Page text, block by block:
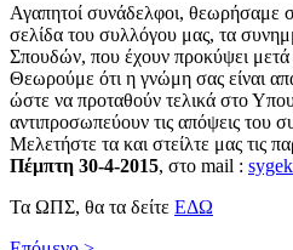
Αγαπητοί συνάδελφοι, θεωρήσαμε
σελίδα του συλλόγου μας, τα
Σπουδών, που έχουν προκύψει μετά
Θεωρούμε ότι η γνώμη σας είναι
ώστε να προταθούν τελικά στο
αντιπροσωπεύουν τις απόψεις του
Μελετήστε τα και στείλτε μας τις
Πέμπτη 30-4-2015, στο mail :
Τα ΩΠΣ, θα τα δείτε ΕΔΩ